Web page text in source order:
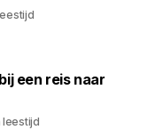
een reis naar
leestijd